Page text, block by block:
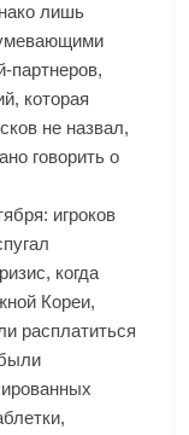
лишь
партнеров,
которая
не назвал,
говорить о
игроков
когда
Кореи,
расплатиться